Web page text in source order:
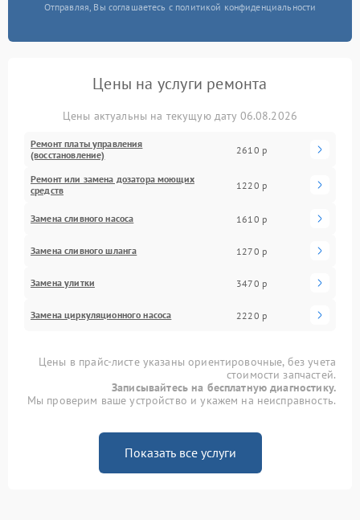
Отправляя, Вы соглашаетесь с политикой конфиденциальности
Цены на услуги ремонта
Цены актуальны на текущую дату 06.08.2026
Ремонт платы управления
(восстановление)
2610 р
Ремонт или замена дозатора моющих
средств
1220 р
Замена сливного насоса 1610 р
Замена сливного шланга 1270 р
Замена улитки 3470 р
Замена циркуляционного насоса 2220 р
Цены в прайс-листе указаны ориентировочные, без учета
стоимости запчастей.
Записывайтесь на бесплатную диагностику.
Мы проверим ваше устройство и укажем на неисправность.
Показать все услуги